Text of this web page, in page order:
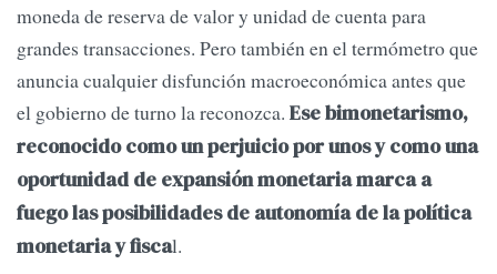
moneda de reserva de valor y unidad de cuenta para
grandes transacciones. Pero también en el termómetro que
anuncia cualquier disfunción macroeconómica antes que
el gobierno de turno la reconozca. Ese bimonetarismo,
reconocido como un perjuicio por unos y como una
oportunidad de expansión monetaria marca a
fuego las posibilidades de autonomía de la política
monetaria y fiscal.